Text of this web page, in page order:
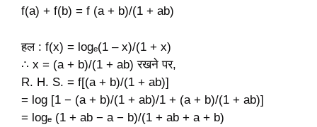
f(a) + f(b) = f (a + b)/(1 + ab)
हल : f(x) = logₑ(1 – x)/(1 + x)
∴ x = (a + b)/(1 + ab) रखने पर,
R. H. S. = f[(a + b)/(1 + ab)]
= log [1 − (a + b)/(1 + ab)/1 + (a + b)/(1 + ab)]
= logₑ (1 + ab − a − b)/(1 + ab + a + b)